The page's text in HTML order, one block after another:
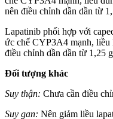
nên điều chỉnh dần dần từ
Lapatinib phối hợp với
ức chế CYP3A4 mạnh, liều
điều chỉnh dần dần từ 1,25
Đối tượng khác
Suy thận: Chưa cần điều
Suy gan: Nên giảm liều